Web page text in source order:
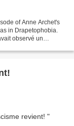
of Anne Archet's
in Drapetophobia.
observé un